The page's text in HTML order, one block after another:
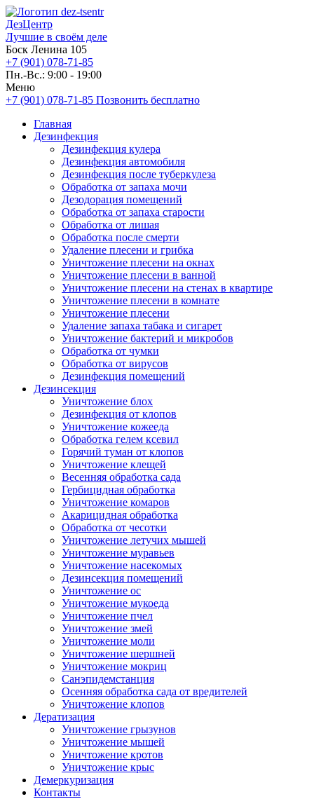
ДезЦентр
Лучшие в своём деле
Боск Ленина 105
+7 (901) 078-71-85
Пн.-Вс.: 9:00 - 19:00
Меню
+7 (901) 078-71-85 Позвонить бесплатно
Главная
Дезинфекция
Дезинфекция кулера
Дезинфекция автомобиля
Дезинфекция после туберкулеза
Обработка от запаха мочи
Дезодорация помещений
Обработка от запаха старости
Обработка от лишая
Обработка после смерти
Удаление плесени и грибка
Уничтожение плесени на окнах
Уничтожение плесени в ванной
Уничтожение плесени на стенах в квартире
Уничтожение плесени в комнате
Уничтожение плесени
Удаление запаха табака и сигарет
Уничтожение бактерий и микробов
Обработка от чумки
Обработка от вирусов
Дезинфекция помещений
Дезинсекция
Уничтожение блох
Дезинфекция от клопов
Уничтожение кожееда
Обработка гелем ксевил
Горячий туман от клопов
Уничтожение клещей
Весенняя обработка сада
Гербицидная обработка
Уничтожение комаров
Акарицидная обработка
Обработка от чесотки
Уничтожение летучих мышей
Уничтожение муравьев
Уничтожение насекомых
Дезинсекция помещений
Уничтожение ос
Уничтожение мукоеда
Уничтожение пчел
Уничтожение змей
Уничтожение моли
Уничтожение шершней
Уничтожение мокриц
Санэпидемстанция
Осенняя обработка сада от вредителей
Уничтожение клопов
Дератизация
Уничтожение грызунов
Уничтожение мышей
Уничтожение кротов
Уничтожение крыс
Демеркуризация
Контакты